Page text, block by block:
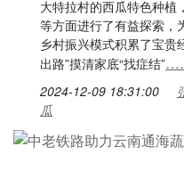
大特拉村的西瓜特色种植
等方面进行了有益探索，
乡村振兴模式积累了宝贵
出路”摸清家底“找症结”
2024-12-09 18:31:00
瓜